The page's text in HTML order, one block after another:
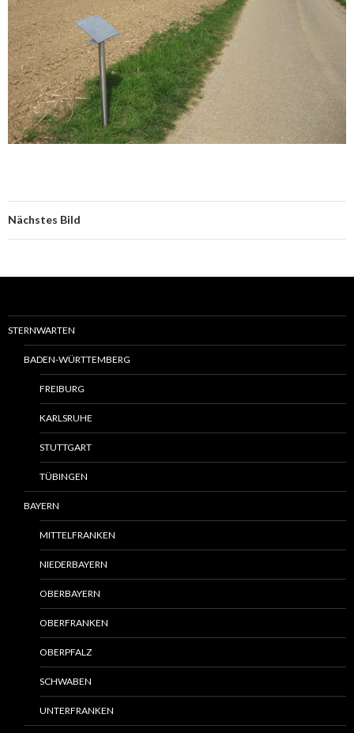
Nächstes Bild
STERNWARTEN
BADEN-WÜRTTEMBERG
FREIBURG
KARLSRUHE
STUTTGART
TÜBINGEN
BAYERN
MITTELFRANKEN
NIEDERBAYERN
OBERBAYERN
OBERFRANKEN
OBERPFALZ
SCHWABEN
UNTERFRANKEN